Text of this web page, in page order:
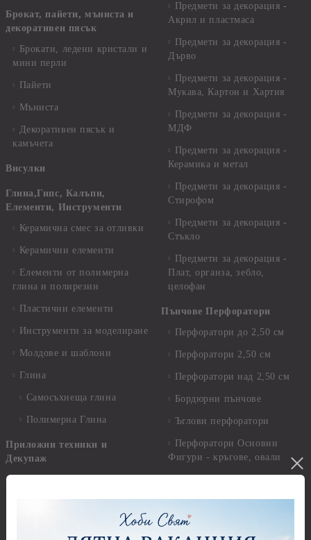
Брокат, пайети, мъниста и
декоративен пясък
Брокати, ледени кристали и
мини перли
Пайети
Мъниста
Декоративен пясък и
камъчета
Висулки
Глина,Гипс, Калъпи,
Елементи, Инструменти
Керамична смес за отливки
Керамични елементи
Елементи от полимерна
глина и полирезин
Пластични елементи
Инструменти за моделиране
Молдове и шаблони
Глина
Самосъхнеща глина
Полимерна Глина
Приложни техники и
Декупаж
Оризова декупажна
хартия А4 - Alchemy of Art -
Предмети за декорация -
Акрил и пластмаса
Предмети за декорация -
Дърво
Предмети за декорация -
Мукава, Картон и Хартия
Предмети за декорация -
МДФ
Предмети за декорация -
Керамика и метал
Предмети за декорация -
Стирофом
Предмети за декорация -
Стъкло
Предмети за декорация -
Плат, органза, зебло,
целофан
Пънчове Перфоратори
Перфоратори до 2,50 см
Перфоратори 2,50 см
Перфоратори над 2,50 см
Бордюрни пънчове
Ъглови перфоратори
Перфоратори Основни
Фигури - кръгове, овали
Перфоратори - Цветя, листа